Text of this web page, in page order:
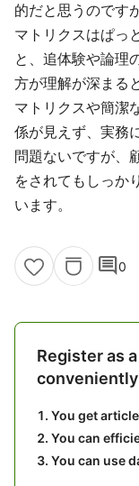
的だと思うのです
マトリクスはぱっ
と、追体験や論理
方が理解が深まる
マトリクスや簡潔
係が見えず、実務
問題ないですが、
をされてもしっか
います。
comment0
Register as
conveniently
You get
You can
You can use